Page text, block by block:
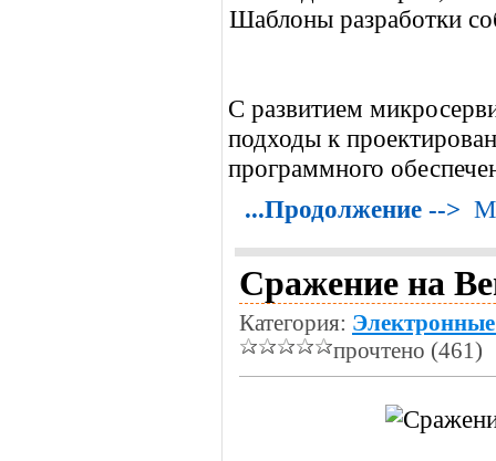
С развитием
подходы к
программного
...Продолжение -->
Сражение на
Категория:
прочтено (461)